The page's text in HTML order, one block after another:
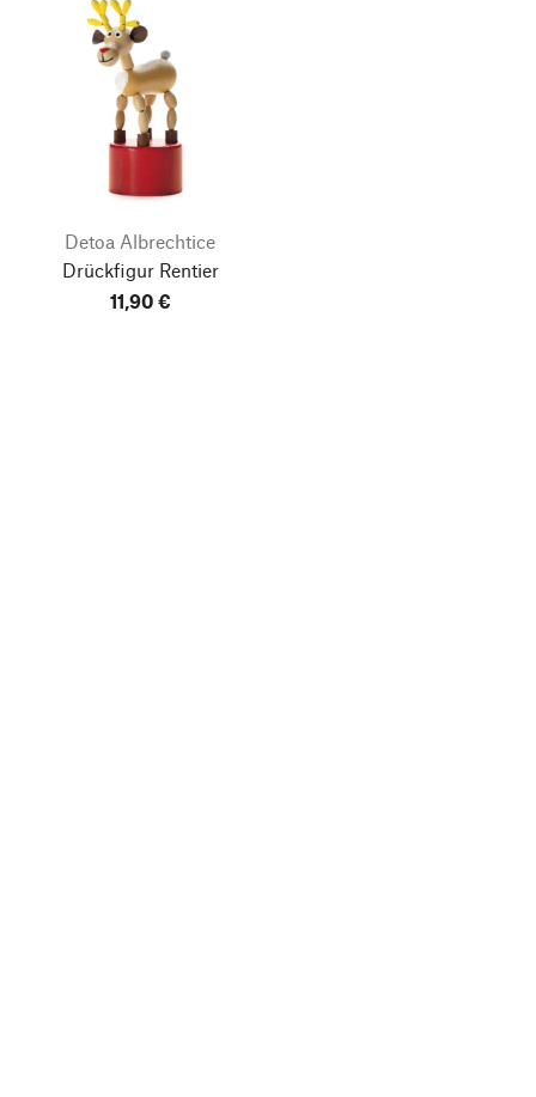
Detoa Albrechtice
Drückfigur Rentier
11,90 €